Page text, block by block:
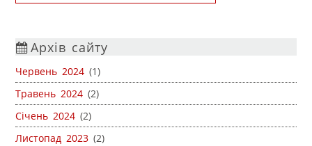
Архів сайту
Червень 2024 (1)
Травень 2024 (2)
Січень 2024 (2)
Листопад 2023 (2)